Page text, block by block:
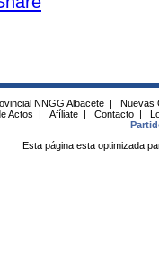
NNGG Albacete |
Nuevas
Actos | Afíliate | Contacto |
Esta página esta optimizada